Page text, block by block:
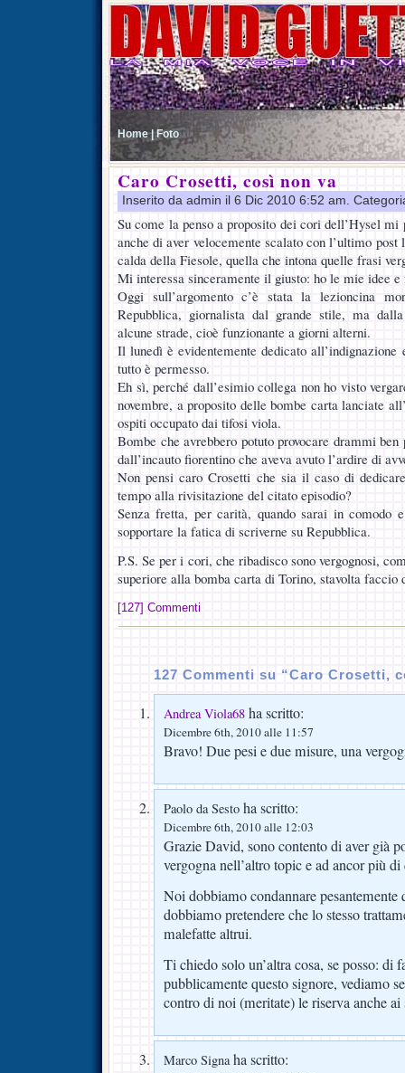
Home | Foto
Caro Crosetti, così non va
Inserito da admin il 6 Dic 2010 6:52 am.
Su come la penso a proposito dei cori dell’Hysel
anche di aver velocemente scalato con l’ultimo
calda della Fiesole, quella che intona quelle frasi
Mi interessa sinceramente il giusto: ho le mie idee e
Oggi sull’argomento c’è stata la lezioncina
Repubblica, giornalista dal grande stile, ma
alcune strade, cioè funzionante a giorni alterni.
Il lunedì è evidentemente dedicato
tutto è permesso.
Eh sì, perché dall’esimio collega non ho visto
novembre, a proposito delle bombe carta lanciate
ospiti occupato dai tifosi viola.
Bombe che avrebbero potuto provocare drammi
dall’incauto fiorentino che aveva avuto l’ardire di
Non pensi caro Crosetti che sia il caso di
tempo alla rivisitazione del citato episodio?
Senza fretta, per carità, quando sarai in comodo
sopportare la fatica di scriverne su Repubblica.
P.S. Se per i cori, che ribadisco sono vergognosi,
superiore alla bomba carta di Torino, stavolta
[127] Commenti
127 Commenti su “Caro Crosetti,
Andrea Viola68 ha scritto:
Dicembre 6th, 2010 alle 11:57
Bravo! Due pesi e due misure, una
Paolo da Sesto ha scritto:
Dicembre 6th, 2010 alle 12:03
Grazie David, sono contento di aver già
vergogna nell’altro topic e ad ancor più
Noi dobbiamo condannare pesantemente
dobbiamo pretendere che lo stesso
malefatte altrui.
Ti chiedo solo un’altra cosa, se posso: di
pubblicamente questo signore, vediamo
contro di noi (meritate) le riserva anche
Marco Signaha scritto: